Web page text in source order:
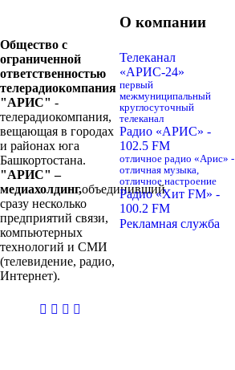
Общество с
ограниченной
ответственностью
телерадиокомпания
"АРИС" -
телерадиокомпания,
вещающая в городах
и районах юга
Башкортостана.
"АРИС" –
медиахолдинг,объединивший
сразу несколько
предприятий связи,
компьютерных
технологий и СМИ
(телевидение, радио,
Интернет).
casibom
О компании
Телеканал
«АРИС-24»
первый
межмуниципальный
круглосуточный
телеканал
Радио «АРИС» -
102.5 FM
отличное радио «Арис» -
отличная музыка,
отличное настроение
Радио «Хит FM» -
100.2 FM
Рекламная служба